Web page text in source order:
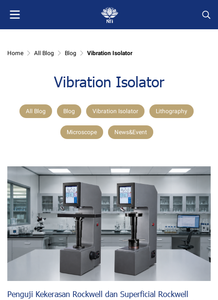
Home All Blog Blog Vibration Isolator
Vibration Isolator
All Blog Blog Vibration Isolator Lithography
Microscope News&Event
Penguji Kekerasan Rockwell dan Superficial Rockwell